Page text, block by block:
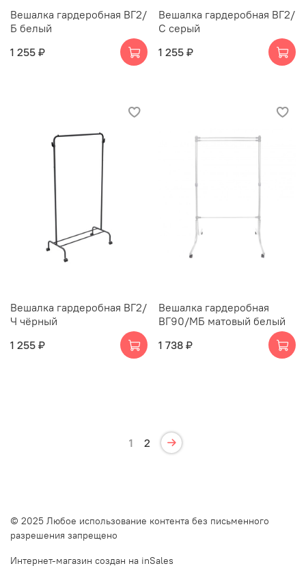
Вешалка гардеробная ВГ2/
Б белый
1 255 ₽
Вешалка гардеробная ВГ2/
С серый
1 255 ₽
Вешалка гардеробная ВГ2/
Ч чёрный
1 255 ₽
Вешалка гардеробная
ВГ90/МБ матовый белый
1 738 ₽
1 2
© 2025 Любое использование контента без письменного
разрешения запрещено
Интернет-магазин создан на inSales